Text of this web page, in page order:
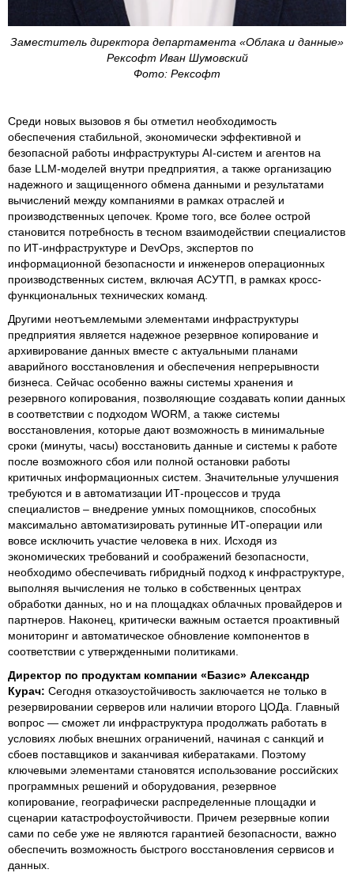
Заместитель директора департамента «Облака и данные»
Рексофт Иван Шумовский
Фото: Рексофт
Среди новых вызовов я бы отметил необходимость
обеспечения стабильной, экономически эффективной и
безопасной работы инфраструктуры AI-систем и агентов на
базе LLM-моделей внутри предприятия, а также организацию
надежного и защищенного обмена данными и результатами
вычислений между компаниями в рамках отраслей и
производственных цепочек. Кроме того, все более острой
становится потребность в тесном взаимодействии специалистов
по ИТ-инфраструктуре и DevOps, экспертов по
информационной безопасности и инженеров операционных
производственных систем, включая АСУТП, в рамках кросс-
функциональных технических команд.
Другими неотъемлемыми элементами инфраструктуры
предприятия является надежное резервное копирование и
архивирование данных вместе с актуальными планами
аварийного восстановления и обеспечения непрерывности
бизнеса. Сейчас особенно важны системы хранения и
резервного копирования, позволяющие создавать копии данных
в соответствии с подходом WORM, а также системы
восстановления, которые дают возможность в минимальные
сроки (минуты, часы) восстановить данные и системы к работе
после возможного сбоя или полной остановки работы
критичных информационных систем. Значительные улучшения
требуются и в автоматизации ИТ-процессов и труда
специалистов – внедрение умных помощников, способных
максимально автоматизировать рутинные ИТ-операции или
вовсе исключить участие человека в них. Исходя из
экономических требований и соображений безопасности,
необходимо обеспечивать гибридный подход к инфраструктуре,
выполняя вычисления не только в собственных центрах
обработки данных, но и на площадках облачных провайдеров и
партнеров. Наконец, критически важным остается проактивный
мониторинг и автоматическое обновление компонентов в
соответствии с утвержденными политиками.
Директор по продуктам компании «Базис» Александр
Курач: Сегодня отказоустойчивость заключается не только в
резервировании серверов или наличии второго ЦОДа. Главный
вопрос — сможет ли инфраструктура продолжать работать в
условиях любых внешних ограничений, начиная с санкций и
сбоев поставщиков и заканчивая кибератаками. Поэтому
ключевыми элементами становятся использование российских
программных решений и оборудования, резервное
копирование, географически распределенные площадки и
сценарии катастрофоустойчивости. Причем резервные копии
сами по себе уже не являются гарантией безопасности, важно
обеспечить возможность быстрого восстановления сервисов и
данных.